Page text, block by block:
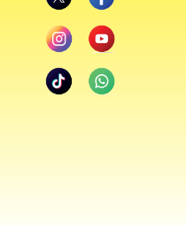
dos recursos de Carlos
Pinheiro, que ainda
do tribunal, os demais